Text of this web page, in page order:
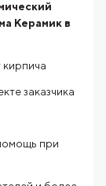
Керамик в
заказчика
при